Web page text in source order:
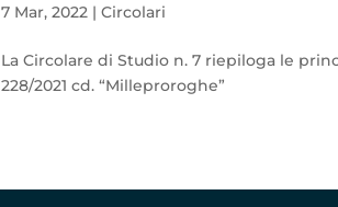
7 Mar, 2022 |Circolari
La Circolare di Studio n. 7 riepiloga le
228/2021 cd. “Milleproroghe”